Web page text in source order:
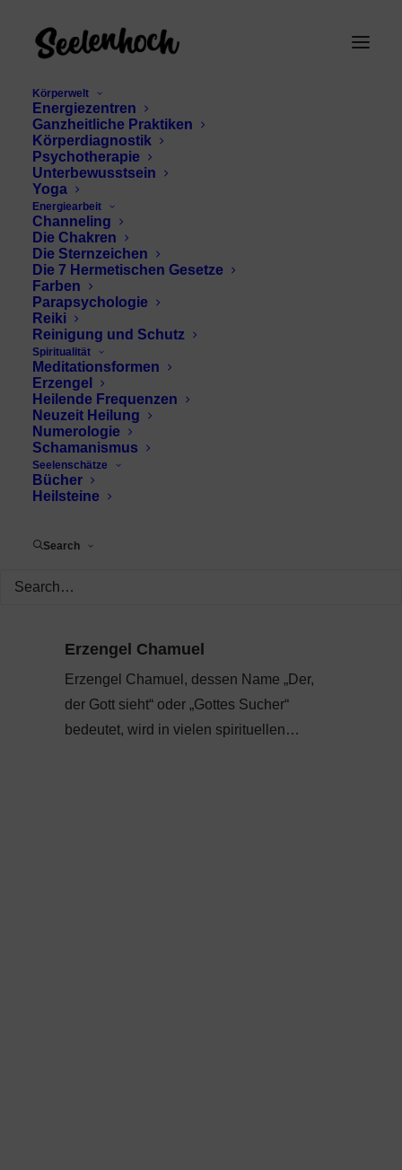
Körperwelt
Energiezentren
Ganzheitliche Praktiken
Körperdiagnostik
Psychotherapie
Unterbewusstsein
Yoga
Energiearbeit
Channeling
Die Chakren
Die Sternzeichen
Die 7 Hermetischen Gesetze
Farben
Parapsychologie
Reiki
Reinigung und Schutz
Spiritualität
Meditationsformen
Erzengel
Heilende Frequenzen
Neuzeit Heilung
Numerologie
Schamanismus
Seelenschätze
Bücher
Heilsteine
Search
Chamuel Harmonie
Erzengel Chamuel
Erzengel Chamuel, dessen Name „Der,
der Gott sieht“ oder „Gottes Sucher“
bedeutet, wird in vielen spirituellen…